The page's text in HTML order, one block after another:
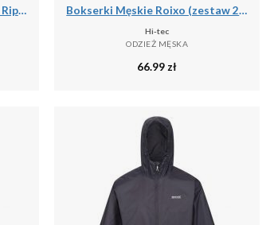
Spodenki turystyczne męskie Rip Curl Travellers Walkshort granatowe CWADD9 28 Bokserki Męskie Roixo (zestaw 2 Sztuk)
Hi-tec
ODZIEŻ MĘSKA
66.99 zł